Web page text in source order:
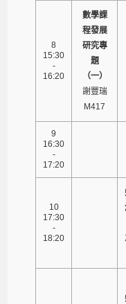
8
15:30
-
16:20
數學課
程發展
研究專
題
（一）
謝豐瑞
M417
9
16:30
-
17:20
10
17:30
-
18:20